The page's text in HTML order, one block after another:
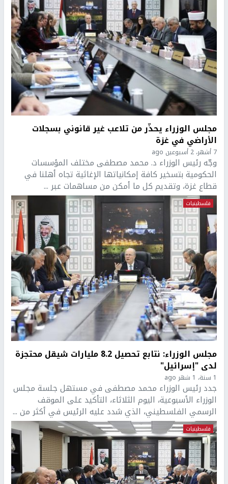
مجلس الوزراء يحذّر من تلاعب غير قانوني بسجلات
الأراضي في غزة
7 أشهر، 2 أسبوعين ago
وجّه رئيس الوزراء د. محمد مصطفى مختلف المؤسسات
الحكومية بتسخير كافة إمكانياتها الإغاثية تجاه أهلنا في
قطاع غزة، وتقديم كل ما أمكن من مساهمات عبر ...
فلسطينيات
مجلس الوزراء: نتابع تحصيل 8.2 مليارات شيقل محتجزة
لدى "إسرائيل"
1 سنة، 1 شهر ago
جدد رئيس الوزراء محمد مصطفى في مستهل جلسة مجلس
الوزراء الأسبوعية، اليوم الثلاثاء، التأكيد على الموقف
الرسمي الفلسطيني، الذي شدد عليه الرئيس في أكثر من ...
فلسطينيات